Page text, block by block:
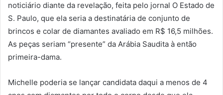
noticiário diante da revelação, feita pelo jornal O Estado de
S. Paulo, que ela seria a destinatária de conjunto de
brincos e colar de diamantes avaliado em R$ 16,5 milhões.
As peças seriam “presente” da Arábia Saudita à então
primeira-dama.
Michelle poderia se lançar candidata daqui a menos de 4